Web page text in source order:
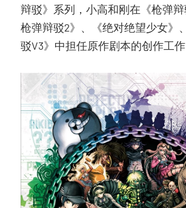
辩驳》系列，小高和刚在《枪弹
枪弹辩驳2》、《绝对绝望少女》
驳V3》中担任原作剧本的创作工作